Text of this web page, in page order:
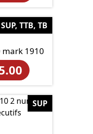
:
SUP, TTB, TB
mark 1910
:
SUP